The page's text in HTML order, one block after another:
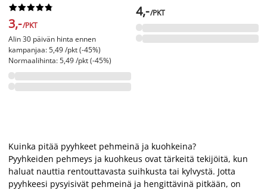






3,-/PKT
Alin 30 päivän hinta ennen
kampanjaa: 5,49 /pkt (-45%)
Normaalihinta: 5,49 /pkt (-45%)
4,-/PKT
Kuinka pitää pyyhkeet pehmeinä ja kuohkeina?
Pyyhkeiden pehmeys ja kuohkeus ovat tärkeitä tekijöitä, kun
haluat nauttia rentouttavasta suihkusta tai kylvystä. Jotta
pyyhkeesi pysyisivät pehmeinä ja hengittävinä pitkään, on